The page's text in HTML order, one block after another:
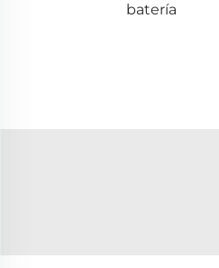
batería